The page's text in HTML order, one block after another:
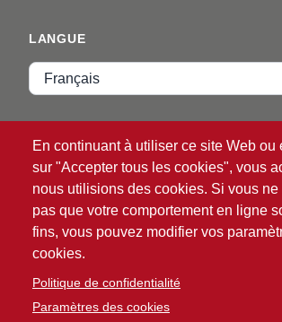
En continuant à utiliser ce site Web ou
sur "Accepter tous les cookies", vous
nous utilisions des cookies. Si vous ne
pas que votre comportement en ligne
fins, vous pouvez modifier vos
cookies.
Politique de confidentialité
Paramètres des cookies
LANGUE
Langue
Identifiant
© 2026 ATG®Intelligent Glove